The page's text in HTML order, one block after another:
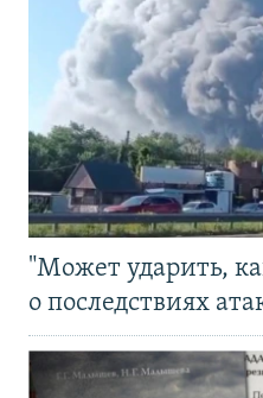
"Может ударить,
о последствиях